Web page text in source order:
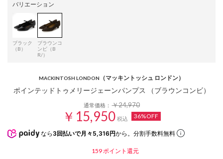
バリエーション
ブラック
（B）
ブラウンコ
ンビ（B
R/）
MACKINTOSH LONDON （マッキントッシュ ロンドン）
ポインテッドトゥメリージェーンパンプス （ブラウンコンビ）
通常価格：￥24,970
￥15,950 税込 36%OFF
なら 3回払いで月々5,316円から。分割手数料無料
159 ポイント還元